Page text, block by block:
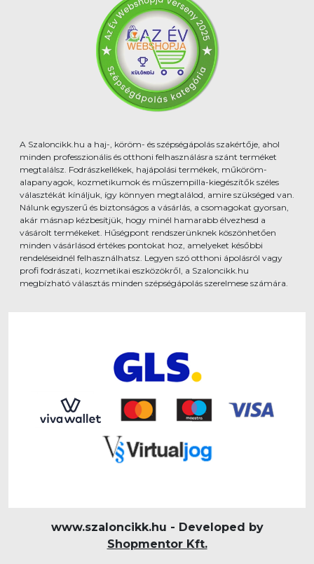
A Szaloncikk.hu a haj-, köröm- és szépségápolás szakértője, ahol
minden professzionális és otthoni felhasználásra szánt terméket
megtalálsz. Fodrászkellékek, hajápolási termékek, műköröm-
alapanyagok, kozmetikumok és műszempilla-kiegészítők széles
választékát kínáljuk, így könnyen megtalálod, amire szükséged van.
Nálunk egyszerű és biztonságos a vásárlás, a csomagokat gyorsan,
akár másnap kézbesítjük, hogy minél hamarabb élvezhesd a
vásárolt termékeket. Hűségpont rendszerünknek köszönhetően
minden vásárlásod értékes pontokat hoz, amelyeket későbbi
rendeléseidnél felhasználhatsz. Legyen szó otthoni ápolásról vagy
profi fodrászati, kozmetikai eszközökről, a Szaloncikk.hu
megbízható választás minden szépségápolás szerelmese számára.
www.szaloncikk.hu - Developed by
Shopmentor Kft.